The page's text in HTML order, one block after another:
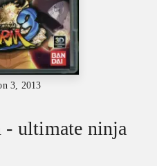
3, 2013
- ultimate ninja